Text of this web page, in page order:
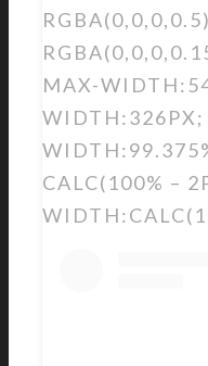
MAX-
CALC(100% –